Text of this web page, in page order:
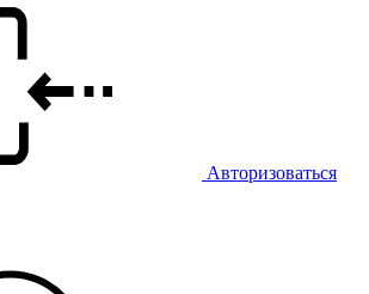
Авторизоваться